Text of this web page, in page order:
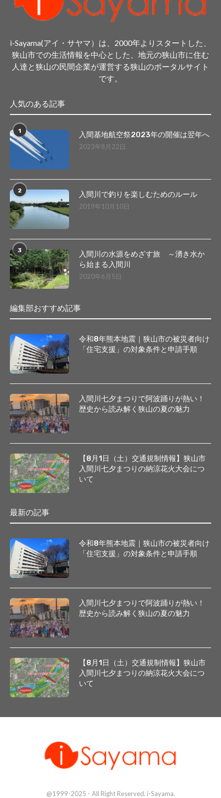
i-Sayama(アイ・サヤマ）は、2000年よりスタートした、
狭山市での生活情報を中心とした、地元の狭山市に住む
人達と狭山の民間企業が運営する狭山のポータルサイト
です。
人気のある記事
1 入間基地航空祭2023年の開催は翌年へ
2023年8月22日
2 入間川で釣りを楽しむためのルール
2019年10月10日
3
入間川の水源をめざす旅 ～湧き水か
ら始まる入間川
2020年6月5日
編集部おすすめ記事
令和8年熊本地震｜狭山市の被災者向け
「住宅支援」の対象条件と申請手順
入間川七夕まつりで阿波踊りが熱い！
歴史から読み解く狭山の夏の魅力
【8月1日（土）交通規制情報】狭山市
入間川七夕まつりの納涼花火大会につ
いて
最新の記事
令和8年熊本地震｜狭山市の被災者向け
「住宅支援」の対象条件と申請手順
入間川七夕まつりで阿波踊りが熱い！
歴史から読み解く狭山の夏の魅力
【8月1日（土）交通規制情報】狭山市
入間川七夕まつりの納涼花火大会につ
いて
@1999-2025 - All Right Reserved. i-Sayama.